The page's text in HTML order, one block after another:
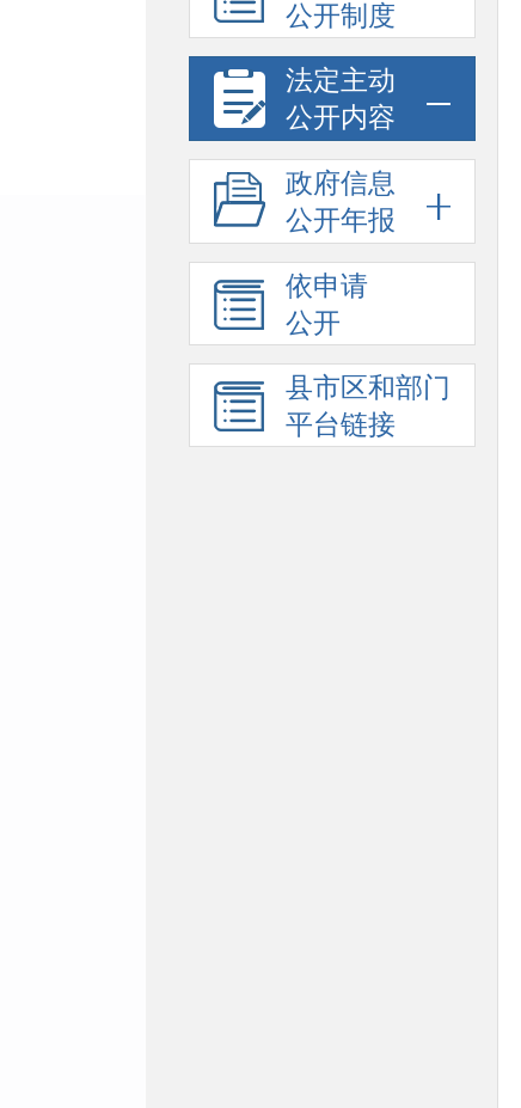
公开制度
法定主动
公开内容
政府信息
公开年报
依申请
公开
县市区和部门
平台链接